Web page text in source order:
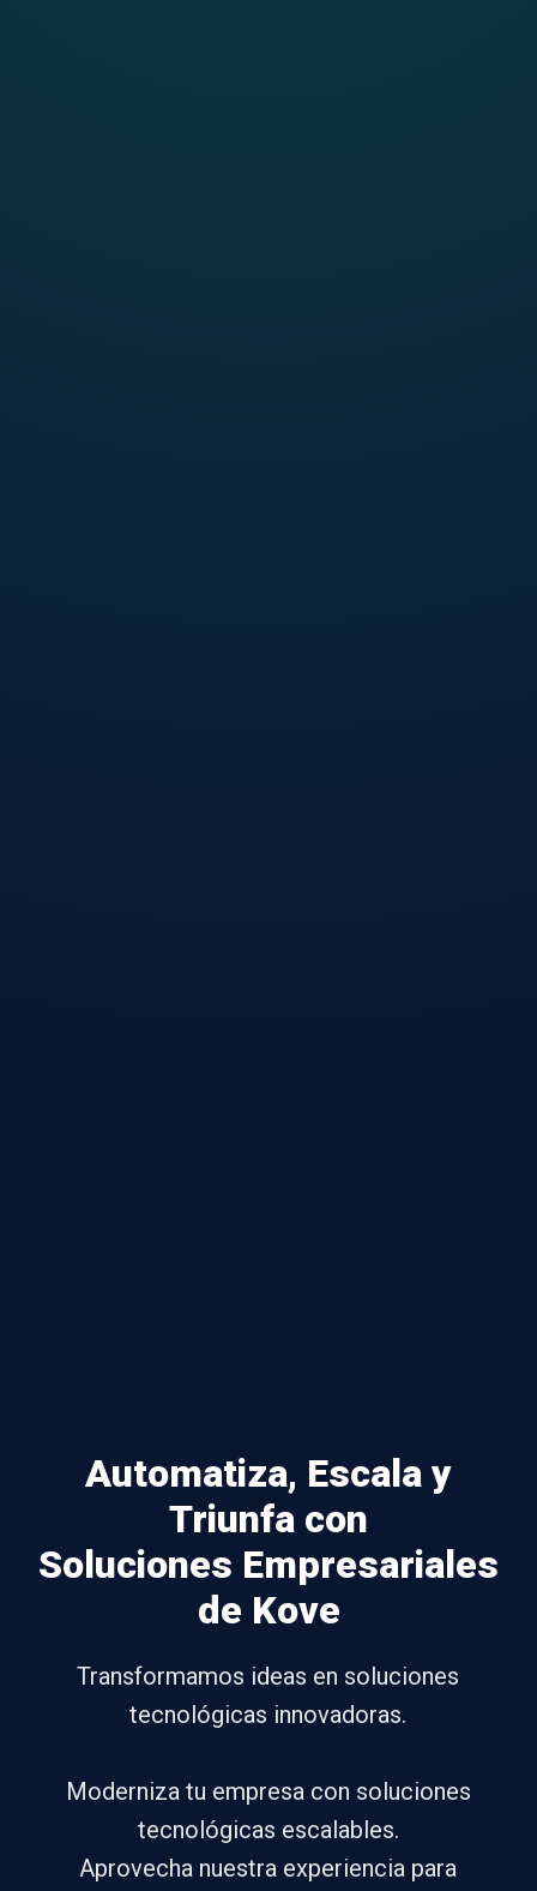
Automatiza, Escala y
Triunfa con
Soluciones Empresariales
de Kove
Transformamos ideas en soluciones
tecnológicas innovadoras.
Moderniza tu empresa con soluciones
tecnológicas escalables.
Aprovecha nuestra experiencia para